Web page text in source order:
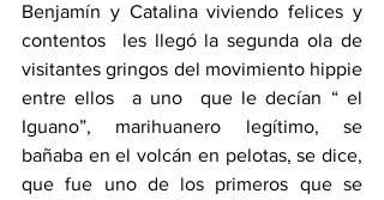
Benjamín y Catalina viviendo felices y
contentos  les llegó la segunda ola de
visitantes gringos del movimiento hippie
entre ellos  a uno  que le decían “ el
Iguano”, marihuanero legítimo, se
bañaba en el volcán en pelotas, se dice,
que fue uno de los primeros que se